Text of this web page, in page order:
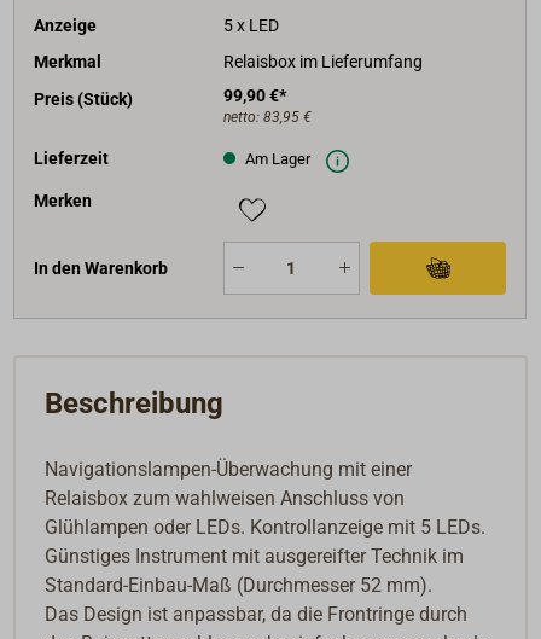
Anzeige
5 x LED
Merkmal
Relaisbox im Lieferumfang
Preis (Stück)
99,90 €*
netto: 83,95 €
Lieferzeit Am Lager
Merken
In den Warenkorb
Beschreibung
Navigationslampen-Überwachung mit einer
Relaisbox zum wahlweisen Anschluss von
Glühlampen oder LEDs. Kontrollanzeige mit 5 LEDs.
Günstiges Instrument mit ausgereifter Technik im
Standard-Einbau-Maß (Durchmesser 52 mm).
Das Design ist anpassbar, da die Frontringe durch